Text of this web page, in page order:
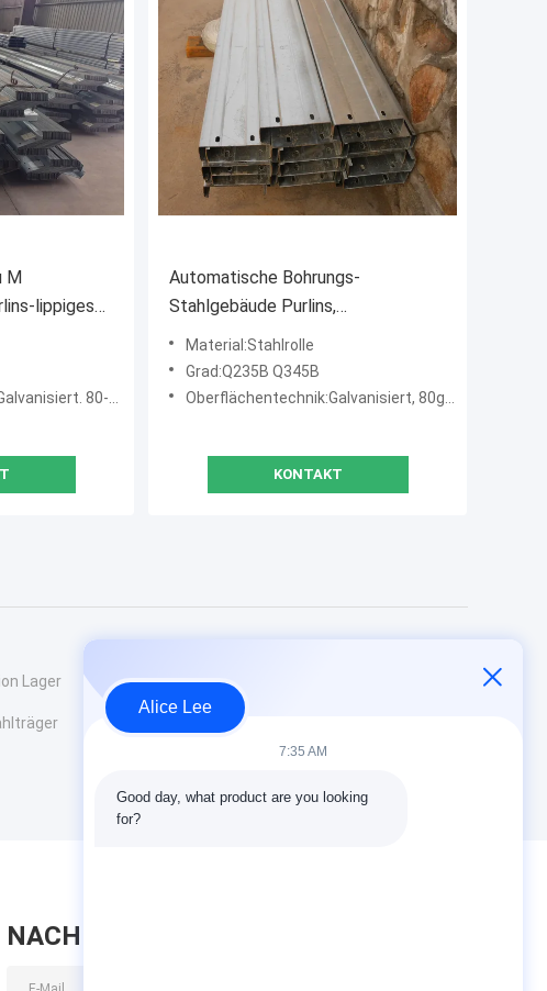
M
lippiges
80-275g/m2
Automatische Bohrungs-
Stahlgebäude Purlins,
kaltgewalzter Stahlc-Purlin
Material:Stahlrolle
Grad:Q235B Q345B
Oberflächentechnik:Galvanisiert, 80g/m2
KONTAKT
Lager
NACHRICHT HINTERLASSEN
Alice Lee
7:35 AM
Good day, what product are you looking
for?